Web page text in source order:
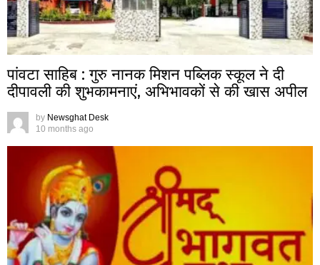
पांवटा साहिब : गुरु नानक मिशन पब्लिक स्कूल ने दी
दीपावली की शुभकामनाएं, अभिभावकों से की खास अपील
by Newsghat Desk
10 months ago